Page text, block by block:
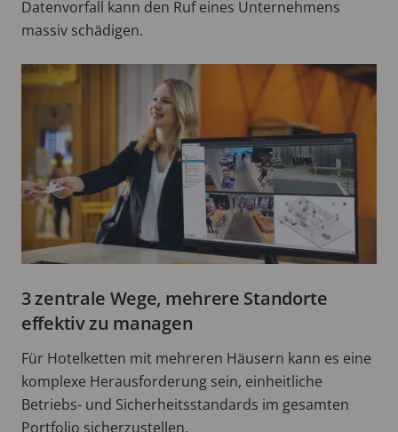
Datenvorfall kann den Ruf eines Unternehmens
massiv schädigen.
3 zentrale Wege, mehrere Standorte
effektiv zu managen
Für Hotelketten mit mehreren Häusern kann es eine
komplexe Herausforderung sein, einheitliche
Betriebs- und Sicherheitsstandards im gesamten
Portfolio sicherzustellen.